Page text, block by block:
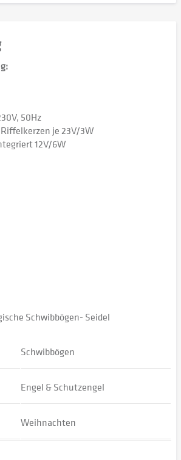
50Hz
je 23V/3W
12V/6W
Schwibbögen- Seidel
Schwibbögen
Engel & Schutzengel
Weihnachten